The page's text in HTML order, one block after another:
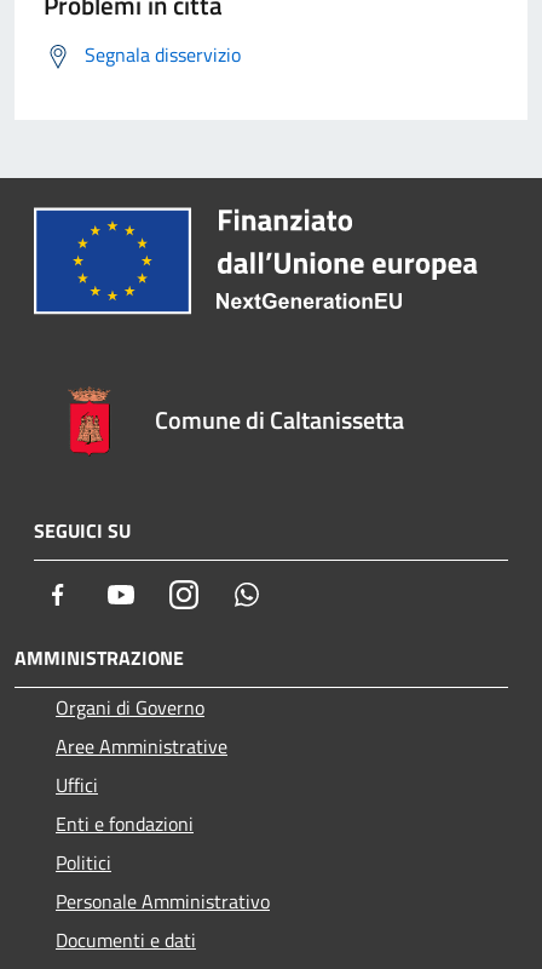
Segnala disservizio
Comune di Caltanissetta
SEGUICI SU
Facebook YoutubeInstagram
AMMINISTRAZIONE
Organi di Governo
Aree Amministrative
Uffici
Enti e fondazioni
Politici
Personale Amministrativo
Documenti e dati